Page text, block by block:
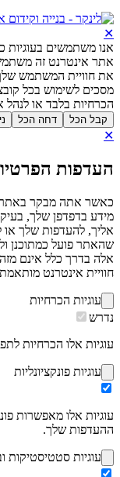
✕
אנו משתמשים
אתר אינטרנט זה
את חוויית המשתמש
מסכים לשימוש בכל
הכרחיות בלבד או
קבל הכל דחה הכל
✕
העדפות
כאשר אתה מבקר באתר
אליך, להעדפות שלך
שהאתר פועל כמתוכנן
אלה בדרך כלל אינם
חוויית אינטרנט
עוגיות הכרחיות
נדרש
עוגיות אלו הכרחיות
עוגיות פונקציונליות
עוגיות אלו מאפשרות
ההעדפות שלך.
עוגיות סטטיסטיקות